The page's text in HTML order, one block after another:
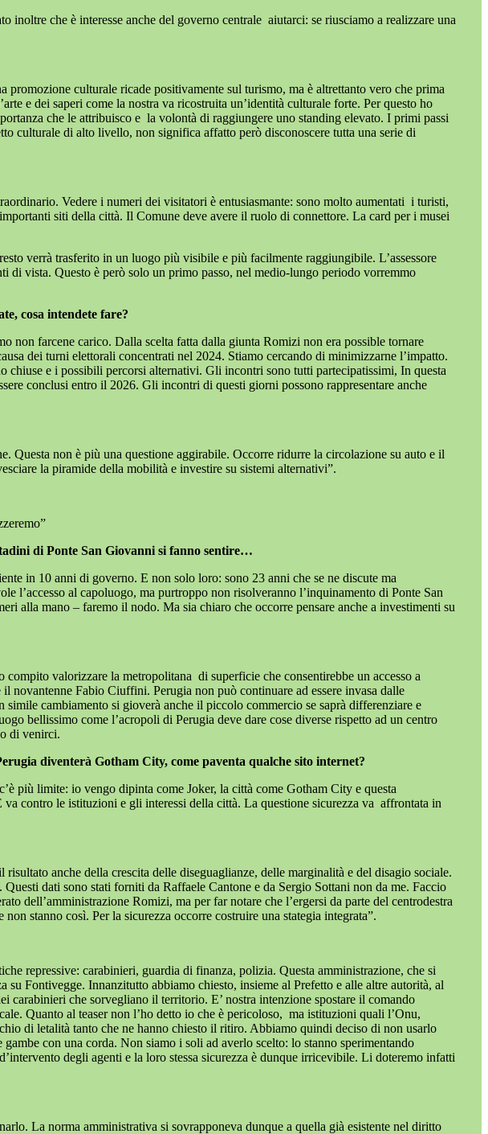
inoltre che è interesse anche del governo centrale aiutarci: se riusciamo a realizzare una
culturale ricade positivamente sul turismo, ma è altrettanto vero che prima
e dei saperi come la nostra va ricostruita un’identità culturale forte. Per questo ho
che le attribuisco e la volontà di raggiungere uno standing elevato. I primi passi
culturale di alto livello, non significa affatto però disconoscere tutta una serie di
Vedere i numeri dei visitatori è entusiasmante: sono molto aumentati i turisti,
siti della città. Il Comune deve avere il ruolo di connettore. La card per i musei
verrà trasferito in un luogo più visibile e più facilmente raggiungibile. L’assessore
vista. Questo è però solo un primo passo, nel medio-lungo periodo vorremmo
cosa intendete fare?
non farcene carico. Dalla scelta fatta dalla giunta Romizi non era possible tornare
dei turni elettorali concentrati nel 2024. Stiamo cercando di minimizzarne l’impatto.
e i possibili percorsi alternativi. Gli incontri sono tutti partecipatissimi, In questa
conclusi entro il 2026. Gli incontri di questi giorni possono rappresentare anche
Questa non è più una questione aggirabile. Occorre ridurre la circolazione su auto e il
la piramide della mobilità e investire su sistemi alternativi”.
di Ponte San Giovanni si fanno sentire…
in 10 anni di governo. E non solo loro: sono 23 anni che se ne discute ma
l’accesso al capoluogo, ma purtroppo non risolveranno l’inquinamento di Ponte San
alla mano – faremo il nodo. Ma sia chiaro che occorre pensare anche a investimenti su
compito valorizzare la metropolitana di superficie che consentirebbe un accesso a
Fabio Ciuffini. Perugia non può continuare ad essere invasa dalle
cambiamento si gioverà anche il piccolo commercio se saprà differenziare e
bellissimo come l’acropoli di Perugia deve dare cose diverse rispetto ad un centro
di venirci.
diventerà Gotham City, come paventa qualche sito internet?
più limite: io vengo dipinta come Joker, la città come Gotham City e questa
contro le istituzioni e gli interessi della città. La questione sicurezza va affrontata in
anche della crescita delle diseguaglianze, delle marginalità e del disagio sociale.
dati sono stati forniti da Raffaele Cantone e da Sergio Sottani non da me. Faccio
dell’amministrazione Romizi, ma per far notare che l’ergersi da parte del centrodestra
stanno così. Per la sicurezza occorre costruire una stategia integrata”.
repressive: carabinieri, guardia di finanza, polizia. Questa amministrazione, che si
Fontivegge. Innanzitutto abbiamo chiesto, insieme al Prefetto e alle altre autorità, al
carabinieri che sorvegliano il territorio. E’ nostra intenzione spostare il comando
Quanto al teaser non l’ho detto io che è pericoloso, ma istituzioni quali l’Onu,
di letalità tanto che ne hanno chiesto il ritiro. Abbiamo quindi deciso di non usarlo
con una corda. Non siamo i soli ad averlo scelto: lo stanno sperimentando
degli agenti e la loro stessa sicurezza è dunque irricevibile. Li doteremo infatti
La norma amministrativa si sovrapponeva dunque a quella già esistente nel diritto